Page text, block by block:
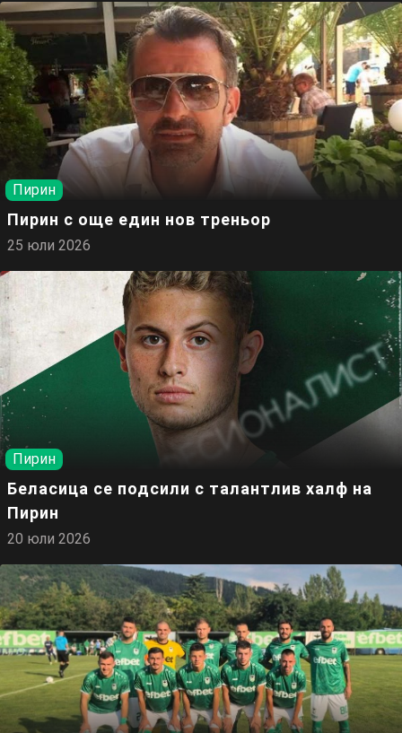
Пирин
Пирин с още един нов треньор
25 юли 2026
Пирин
Беласица се подсили с талантлив халф на
Пирин
20 юли 2026